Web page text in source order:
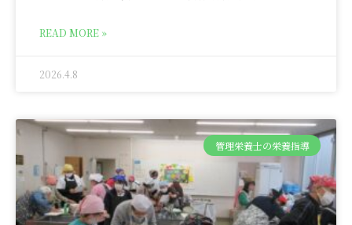
READ MORE »
2026.4.8
管理栄養士の栄養指導